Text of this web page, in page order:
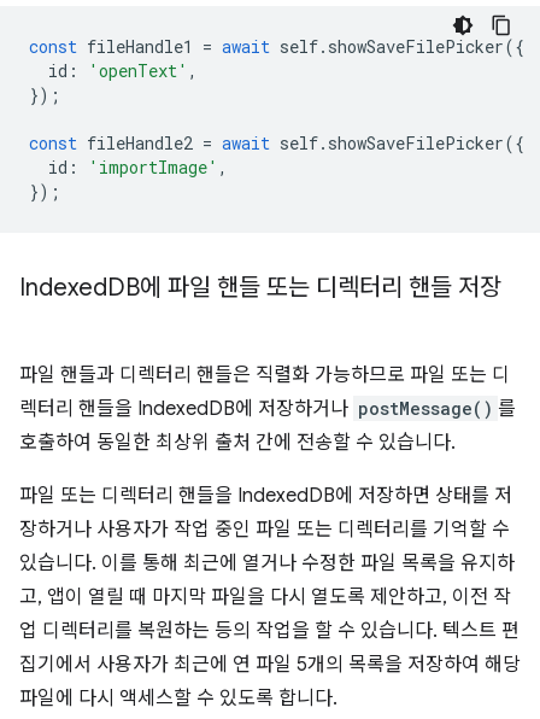
const fileHandle1 = await self. showSaveFilePicker({
id : 'openText' ,
});
const fileHandle2 = await self. showSaveFilePicker({
id : 'importImage' ,
});
IndexedDB에 파일 핸들 또는 디렉터리 핸들 저장
파일 핸들과 디렉터리 핸들은 직렬화 가능하므로 파일 또는 디
렉터리 핸들을 IndexedDB에 저장하거나 postMessage() 를
호출하여 동일한 최상위 출처 간에 전송할 수 있습니다.
파일 또는 디렉터리 핸들을 IndexedDB에 저장하면 상태를 저
장하거나 사용자가 작업 중인 파일 또는 디렉터리를 기억할 수
있습니다. 이를 통해 최근에 열거나 수정한 파일 목록을 유지하
고, 앱이 열릴 때 마지막 파일을 다시 열도록 제안하고, 이전 작
업 디렉터리를 복원하는 등의 작업을 할 수 있습니다. 텍스트 편
집기에서 사용자가 최근에 연 파일 5개의 목록을 저장하여 해당
파일에 다시 액세스할 수 있도록 합니다.